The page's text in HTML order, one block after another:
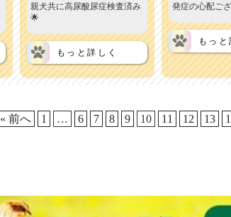
親犬共に高尿酸尿症検査済み
🌟
もっと詳しく
発症の心配ご
もっと
« 前へ 1 … 6 7 8 9 10 11 12 13